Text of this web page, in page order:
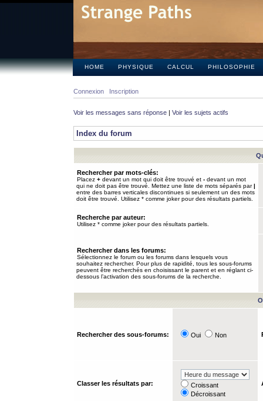
HOME PHYSIQUE CALCUL PHILOSOPHIE
Connexion Inscription
Voir les messages sans réponse | Voir les sujets actifs
Index du forum
Rechercher par mots-clés:
Placez + devant un mot qui doit être trouvé et - devant un mot
qui ne doit pas être trouvé. Mettez une liste de mots séparés par|
entre des barres verticales discontinues si seulement un des mots
doit être trouvé. Utilisez * comme joker pour des résultats partiels.
Recherche par auteur:
Utilisez * comme joker pour des résultats partiels.
Rechercher dans les forums:
Sélectionnez le forum ou les forums dans lesquels vous
souhaitez rechercher. Pour plus de rapidité, tous les sous-forums
peuvent être recherchés en choisissant le parent et en réglant ci-
dessous l’activation des sous-forums de la recherche.
Rechercher des sous-forums: Oui Non
Classer les résultats par:
Croissant
Décroissant